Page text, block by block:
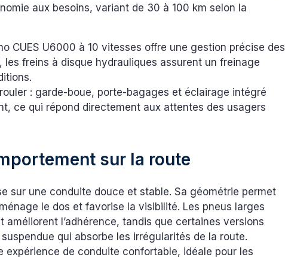
aux besoins, variant de 30 à 100 km selon la
CUES U6000 à 10 vitesses offre une gestion précise des
les freins à disque hydrauliques assurent un freinage
: garde-boue, porte-bagages et éclairage intégré
ce qui répond directement aux attentes des usagers
sur la route
sur une conduite douce et stable. Sa géométrie permet
le dos et favorise la visibilité. Les pneus larges
améliorent l’adhérence, tandis que certaines versions
qui absorbe les irrégularités de la route.
expérience de conduite confortable, idéale pour les